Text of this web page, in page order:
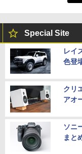
Special Site
レイ
色登
クリ
アオ
ソニ
まと